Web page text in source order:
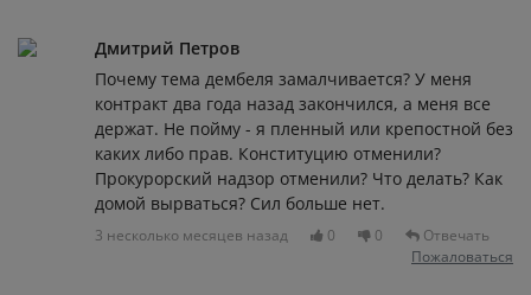
Дмитрий Петров
Почему тема дембеля замалчивается? У меня
контракт два года назад закончился, а меня все
держат. Не пойму - я пленный или крепостной без
каких либо прав. Конституцию отменили?
Прокурорский надзор отменили? Что делать? Как
домой вырваться? Сил больше нет.
3 несколько месяцев назад 0 0
Отвечать
Пожаловаться